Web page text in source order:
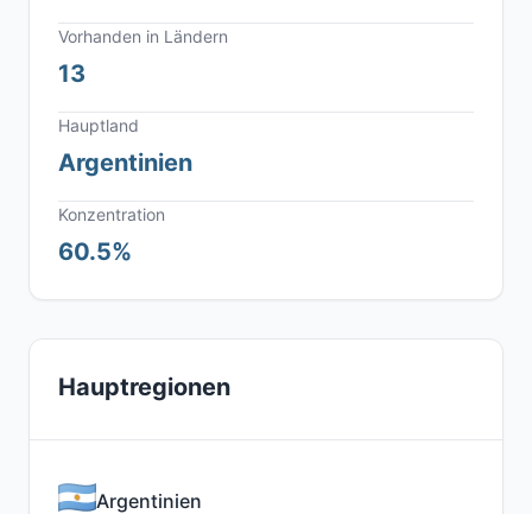
Vorhanden in Ländern
13
Hauptland
Argentinien
Konzentration
60.5%
Hauptregionen
Argentinien